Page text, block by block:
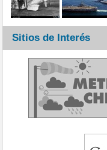
Sitios de Interés